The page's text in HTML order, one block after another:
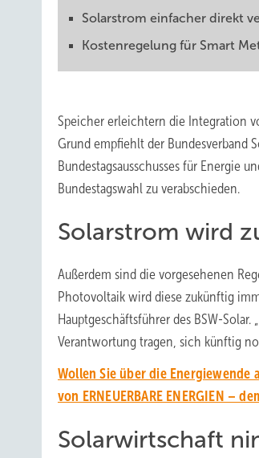
Solarstrom einfacher direkt
Kostenregelung für Smart
Speicher erleichtern die Integration
Grund empfiehlt der Bundesverband
Bundestagsausschusses für Energie
Bundestagswahl zu verabschieden.
Solarstrom wird
Außerdem sind die vorgesehenen
Photovoltaik wird diese zukünftig
Hauptgeschäftsführer des BSW-
Verantwortung tragen, sich künftig
Wollen Sie über die
von ERNEUERBARE ENERGIEN
Solarwirtschaft